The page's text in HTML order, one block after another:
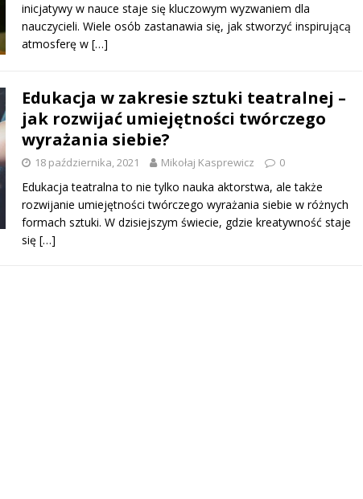
inicjatywy w nauce staje się kluczowym wyzwaniem dla
nauczycieli. Wiele osób zastanawia się, jak stworzyć inspirującą
atmosferę w […]
Edukacja w zakresie sztuki teatralnej –
jak rozwijać umiejętności twórczego
wyrażania siebie?
18 października, 2021 Mikołaj Kasprewicz 0
Edukacja teatralna to nie tylko nauka aktorstwa, ale także
rozwijanie umiejętności twórczego wyrażania siebie w różnych
formach sztuki. W dzisiejszym świecie, gdzie kreatywność staje
się […]